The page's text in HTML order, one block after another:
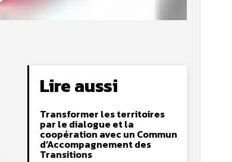
Lire aussi
Transformer les territoires
par le dialogue et la
coopération avec un Commun
d’Accompagnement des
Transitions